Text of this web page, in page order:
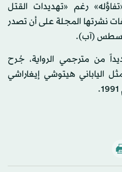
رغم «تهديدات القتل
نشرتها المجلة على أن تصدر
من مترجمي الرواية، جُرح
الياباني هيتوشي إيغاراشي